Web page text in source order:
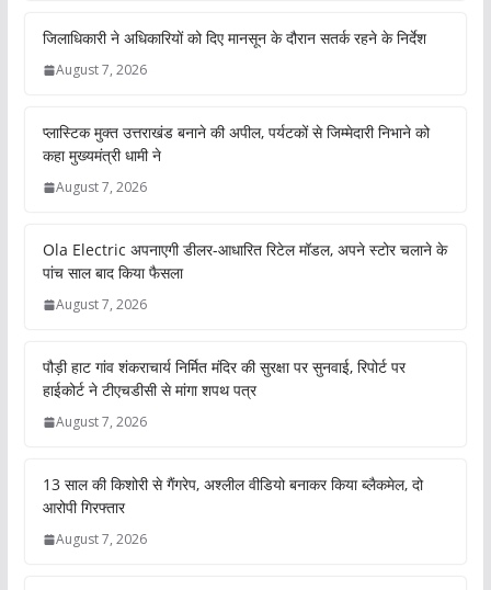
जिलाधिकारी ने अधिकारियों को दिए मानसून के दौरान सतर्क रहने के निर्देश
August 7, 2026
प्लास्टिक मुक्त उत्तराखंड बनाने की अपील, पर्यटकों से जिम्मेदारी निभाने को
कहा मुख्यमंत्री धामी ने
August 7, 2026
Ola Electric अपनाएगी डीलर-आधारित रिटेल मॉडल, अपने स्टोर चलाने के
पांच साल बाद किया फैसला
August 7, 2026
पौड़ी हाट गांव शंकराचार्य निर्मित मंदिर की सुरक्षा पर सुनवाई, रिपोर्ट पर
हाईकोर्ट ने टीएचडीसी से मांगा शपथ पत्र
August 7, 2026
13 साल की किशोरी से गैंगरेप, अश्लील वीडियो बनाकर किया ब्लैकमेल, दो
आरोपी गिरफ्तार
August 7, 2026